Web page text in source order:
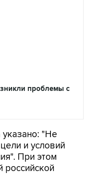
проблемы с
указано: "Не
и условий
При этом
российской